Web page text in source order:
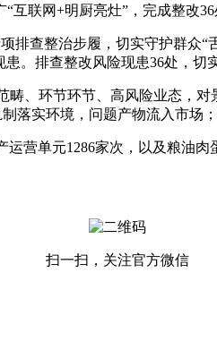
“互联网+明厨亮灶”，完成整改36
查整治步履，切实守护群众“
。排查整改风险现患36处，切
环节环节、高风险业态，对
落实环境，问题产物流入市场
单元1286家次，以及粮油肉
扫一扫，关注官方微信